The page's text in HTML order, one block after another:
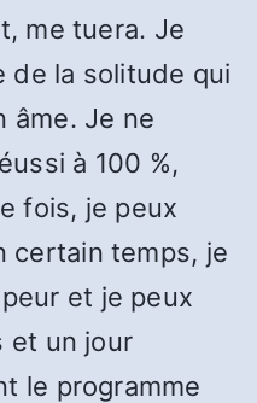
me tuera. Je
de la solitude qui
âme. Je ne
à 100 %,
fois, je peux
certain temps, je
et je peux
et un jour
le programme